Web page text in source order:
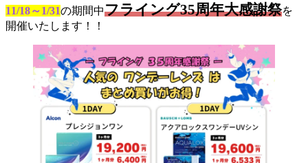
11/18～1/31の期間中フライング35周年大感謝祭を
開催いたします！！